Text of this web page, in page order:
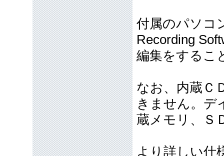
付属のパソコ
Recording
編集をするこ
なお、内蔵Ｃ
きません。デ
蔵メモリ、Ｓ
より詳しい仕